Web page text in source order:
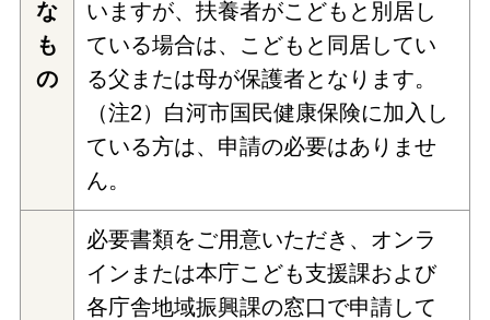
な
も
の
いますが、扶養者がこどもと別居し
ている場合は、こどもと同居してい
る父または母が保護者となります。
（注2）白河市国民健康保険に加入し
ている方は、申請の必要はありませ
ん。
必要書類をご用意いただき、オンラ
インまたは本庁こども支援課および
各庁舎地域振興課の窓口で申請して